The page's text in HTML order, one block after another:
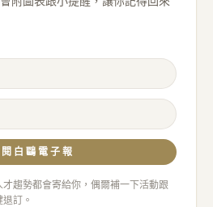
白鷗電子報
趨勢都會寄給你，偶爾補一下活動跟
訂。